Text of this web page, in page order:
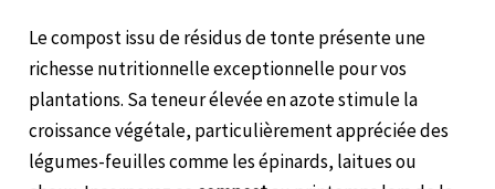
Le compost issu de résidus de tonte présente une
richesse nutritionnelle exceptionnelle pour vos
plantations. Sa teneur élevée en azote stimule la
croissance végétale, particulièrement appréciée des
légumes-feuilles comme les épinards, laitues ou